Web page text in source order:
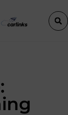
basis voor